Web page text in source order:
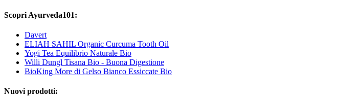
Scopri Ayurveda101:
Davert
ELIAH SAHIL Organic Curcuma Tooth Oil
Yogi Tea Equilibrio Naturale Bio
Willi Dungl Tisana Bio - Buona Digestione
BioKing More di Gelso Bianco Essiccate Bio
Nuovi prodotti: